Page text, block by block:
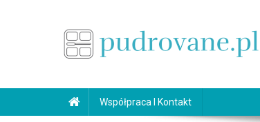
Współpraca I Kontakt